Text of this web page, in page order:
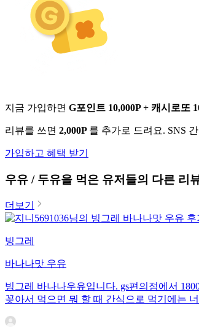
지금 가입하면 G포인트 10,000P + 캐시로또
리뷰를 쓰면 2,000P 를 추가로 드려요. SNS
가입하고 혜택 받기
우유 / 두유을 먹은 유저들의 다른 리
더보기
빙그레
바나나맛 우유
빙그레 바나나우유입니다. gs편의점에서
꽂아서 먹으면 뭐 할 때 간식으로 먹기에는